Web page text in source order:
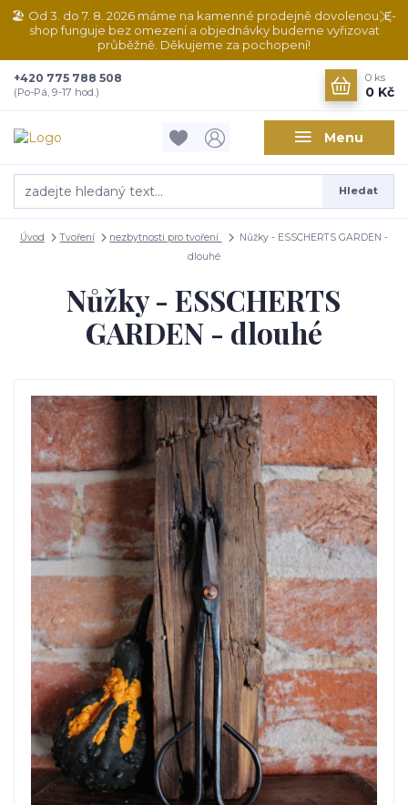
🏖️ Od 3. do 7. 8. 2026 máme na kamenné prodejně dovolenou. E-
shop funguje bez omezení a objednávky budeme vyřizovat
průběžně. Děkujeme za pochopení!
Menu
Hledat
+420 775 788 508
(Po-Pá, 9-17 hod.)
0 ks
0 Kč
Úvod Tvoření nezbytnosti pro tvoření
Nůžky - ESSCHERTS GARDEN -
dlouhé
Nůžky - ESSCHERTS
GARDEN - dlouhé